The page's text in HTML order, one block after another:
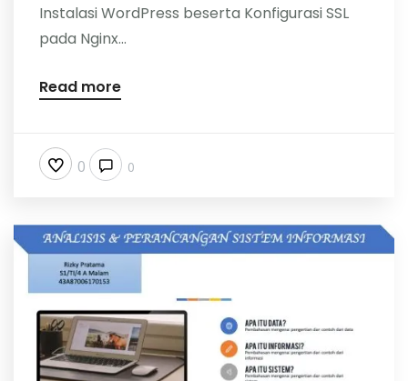
Instalasi WordPress beserta Konfigurasi SSL
pada Nginx...
Read more
0 0